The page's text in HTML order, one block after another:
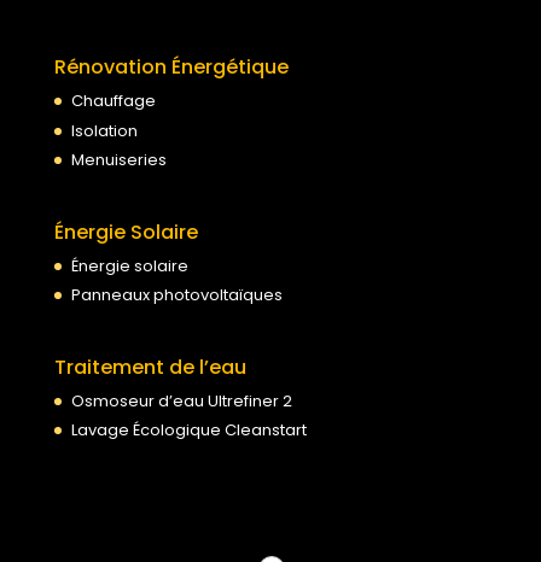
Rénovation Énergétique
Chauffage
Isolation
Menuiseries
Énergie Solaire
Énergie solaire
Panneaux photovoltaïques
Traitement de l’eau
Osmoseur d’eau Ultrefiner 2
Lavage Écologique Cleanstart